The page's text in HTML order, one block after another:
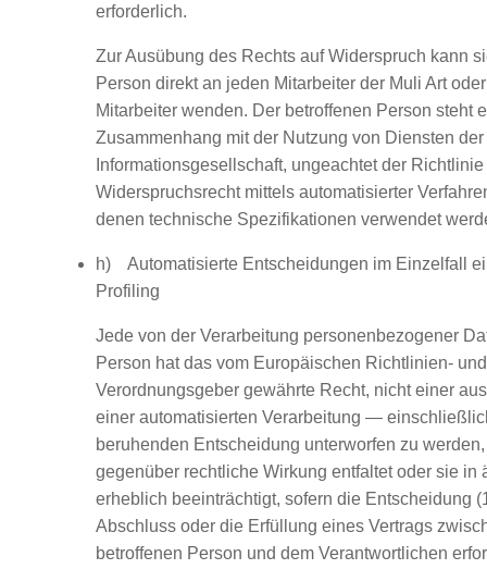
erforderlich.
Zur Ausübung des Rechts auf Widerspruch kann
Person direkt an jeden Mitarbeiter der Muli Art
Mitarbeiter wenden. Der betroffenen Person steht
Zusammenhang mit der Nutzung von Diensten der
Informationsgesellschaft, ungeachtet der
Widerspruchsrecht mittels automatisierter
denen technische Spezifikationen verwendet
h) Automatisierte Entscheidungen im Einzelfall
Profiling
Jede von der Verarbeitung personenbezogener
Person hat das vom Europäischen Richtlinien- und
Verordnungsgeber gewährte Recht, nicht einer
einer automatisierten Verarbeitung —
beruhenden Entscheidung unterworfen zu
gegenüber rechtliche Wirkung entfaltet oder sie in
erheblich beeinträchtigt, sofern die Entscheidung
Abschluss oder die Erfüllung eines Vertrags
betroffenen Person und dem Verantwortlichen